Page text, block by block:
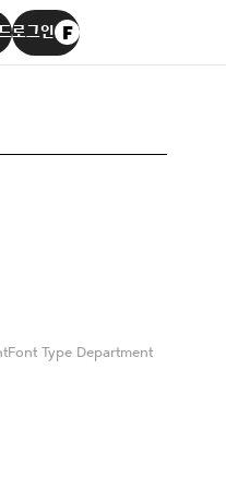
로그인
Type Department